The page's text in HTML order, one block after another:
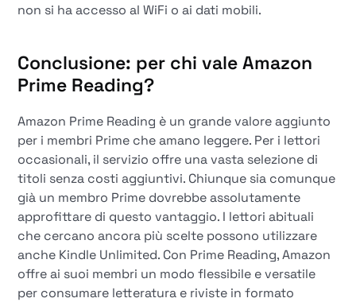
non si ha accesso al WiFi o ai dati mobili.
Conclusione: per chi vale Amazon
Prime Reading?
Amazon Prime Reading è un grande valore aggiunto
per i membri Prime che amano leggere. Per i lettori
occasionali, il servizio offre una vasta selezione di
titoli senza costi aggiuntivi. Chiunque sia comunque
già un membro Prime dovrebbe assolutamente
approfittare di questo vantaggio. I lettori abituali
che cercano ancora più scelte possono utilizzare
anche Kindle Unlimited. Con Prime Reading, Amazon
offre ai suoi membri un modo flessibile e versatile
per consumare letteratura e riviste in formato